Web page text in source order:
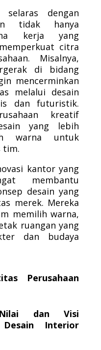
dengan
tidak hanya
kerja yang
citra
Misalnya,
di bidang
mencerminkan
melalui desain
dan futuristik.
kreatif
yang lebih
warna untuk
tim.
kantor yang
membantu
desain yang
merek. Mereka
memilih warna,
ruangan yang
dan budaya
Perusahaan
Nilai dan Visi
Desain Interior